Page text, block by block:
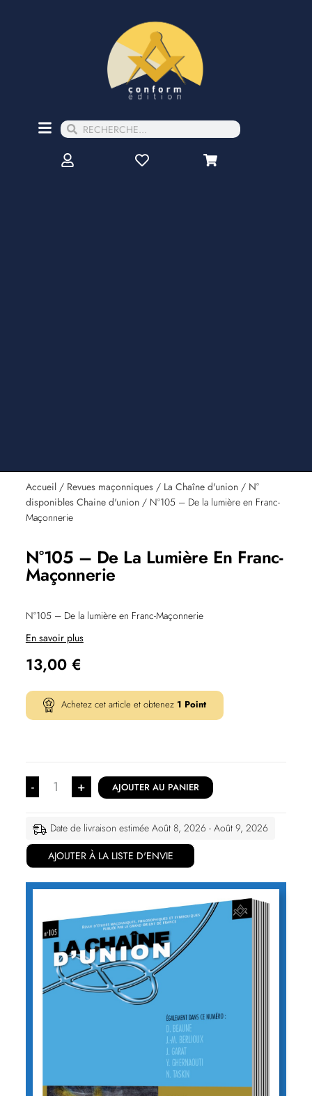
Accueil/ Revues maçonniques/ La Chaîne d'union/ N°
disponibles Chaine d'union/ N°105 – De la lumière en Franc-
Maçonnerie
N°105 – De La Lumière En Franc-
Maçonnerie
N°105 – De la lumière en Franc-Maçonnerie
En savoir plus
13,00 €
Achetez cet article et obtenez 1 Point
- + AJOUTER AU PANIER
Date de livraison estimée Août 8, 2026 - Août 9, 2026
AJOUTER À LA LISTE D'ENVIE